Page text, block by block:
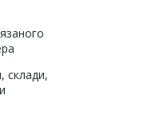
склади,